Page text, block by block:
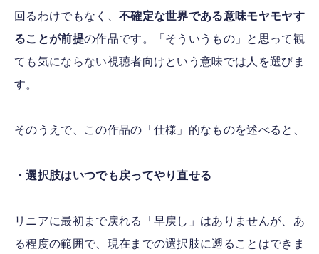
回るわけでもなく、 不確定な世界である意味モヤモヤす
ることが前提の作品です。「そういうもの」と思って観
ても気にならない視聴者向けという意味では人を選びま
す。
そのうえで、この作品の「仕様」的なものを述べると、
・選択肢はいつでも戻ってやり直せる
リニアに最初まで戻れる「早戻し」はありませんが、あ
る程度の範囲で、現在までの選択肢に遡ることはできま